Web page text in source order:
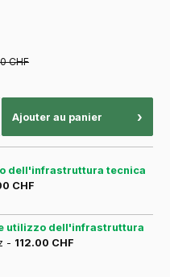
CHF
Ajouter au panier ›
dell'infrastruttura tecnica
CHF
e utilizzo dell'infrastruttura
- 112.00 CHF